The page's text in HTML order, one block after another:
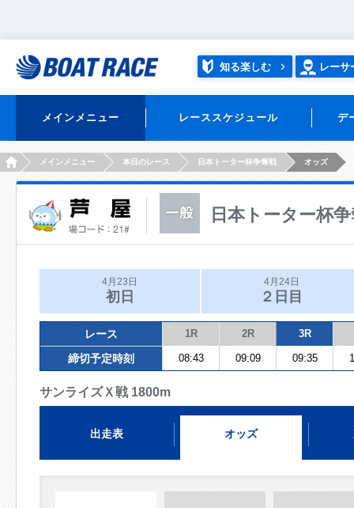
知る楽しむ レーサ
メインメニュー レーススケジュール デ
HOMEメインメニュー 本日のレース 日本トーター杯争奪戦 オッズ
日本トーター杯
4月23日
初日
4月24日
２日目
レース 1R 2R 3R
締切予定時刻 08:43 09:09 09:35
サンライズＸ戦 1800m
出走表 オッズ